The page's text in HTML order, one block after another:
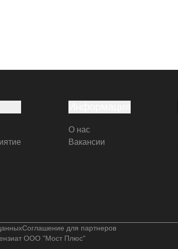
О нас
Вакансии
Соглашение для партнеров
ООО "Мост Плюс"